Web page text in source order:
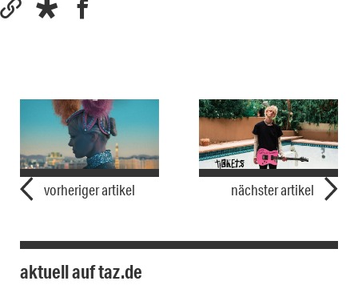
vorheriger artikel nächster artikel
aktuell auf taz.de